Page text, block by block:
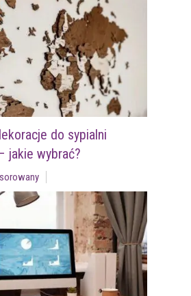
do sypialni
jakie wybrać?